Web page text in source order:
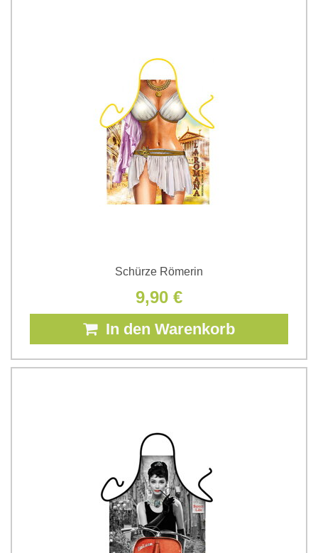
Schürze Römerin
9,90 €
In den Warenkorb